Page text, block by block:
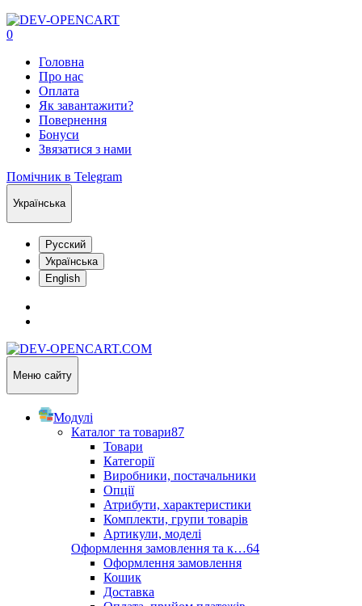
0
Головна
Про нас
Оплата
Як завантажити?
Повернення
Бонуси
Звязатися з нами
Помічник в Telegram
Українська
Русский
Українська
English
Меню сайту
Модулі
Каталог та товари87
Товари
Категорії
Виробники, постачальники
Опції
Атрибути, характеристики
Комплекти, групи товарів
Артикули, моделі
Оформлення замовлення та к…64
Оформлення замовлення
Кошик
Доставка